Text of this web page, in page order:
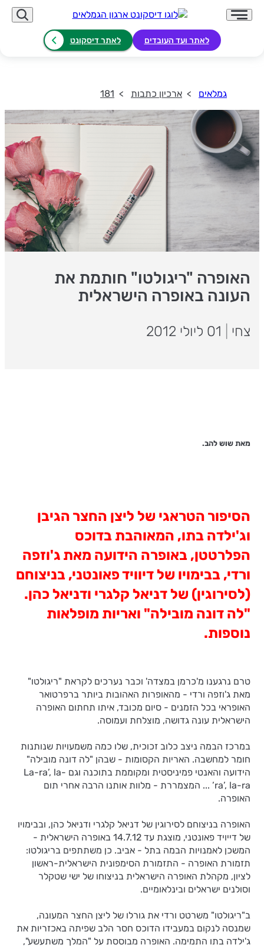
לאתר ועד העובדים לאתר דיסקונט
גמלאים ארכיון כתבות 181
האופרה "ריגולטו" חותמת את
העונה באופרה הישראלית
צחי
מאת שוש להב.
הסיפור הטראגי של ליצן החצר הגיבן
וג'ילדה בתו, המאוהבת בדוכס
הפלרטטן, באופרה הידועה מאת ג'וזפה
ורדי, בבימויו של דיוויד פאונטני, בניצוחם
(לסירוגין) של דניאל קלגרי ודניאל כהן.
"לה דונה מובילה" ואריות מופלאות
נוספות.
טרם נרגענו מ'כרמן במצדה' וכבר נערכים לקראת "ריגולטו"
מאת ג'וזפה ורדי - מהאופרות האהובות ביותר ברפרטואר
האופראי בכל הזמנים - סיום מכובד, איתו תחתום האופרה
הישראלית עונה גדושה, מוצלחת ועמוסה.
במרכז הבמה ניצב כלוב זכוכית, שלו כמה משמעויות שנותנות
חומר למחשבה. האריות הקסומות - שבהן "לה דונה מובילה"
הידועה והאנטי פמיניסטית ומקוממת בתוכנה וגם La-ra’, la-
ra’, la-ra’ ... המצמררת - מלוות אותנו הרבה אחרי תום
האופרה.
האופרה בניצוחם לסירוגין של דניאל קלגרי ודניאל כהן, ובבימויו
של דייויד פאונטני, מוצגת עד 14.7.12 באופרה הישראלית -
המשכן לאמנויות הבמה בתל - אביב. כן משתתפים בריגולטו:
תזמורת האופרה - התזמורת הסימפונית הישראלית-ראשון
לציון, מקהלת האופרה הישראלית בניצוחו של ישי שטקלר
וסולנים ישראלים ובינלאומיים.
ב"ריגולטו" משרטט ורדי את גורלו של ליצן החצר המעונה,
שמנסה לנקום במעבידו הדוכס חסר הלב שפיתה באכזריות את
ג'ילדה בתו התמימה. האופרה מבוססת על "המלך משתעשע",